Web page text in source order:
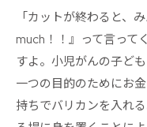
「カットが終わると、
much！！』って言って
すよ。小児がんの子ど
一つの目的のためにお
持ちでバリカンを入れ